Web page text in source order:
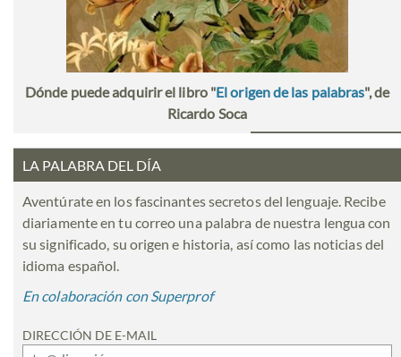
Dónde puede adquirir el libro "El origen de las palabras", de
Ricardo Soca
LA PALABRA DEL DÍA
Aventúrate en los fascinantes secretos del lenguaje. Recibe
diariamente en tu correo una palabra de nuestra lengua con
su significado, su origen e historia, así como las noticias del
idioma español.
En colaboración con Superprof
DIRECCIÓN DE E-MAIL